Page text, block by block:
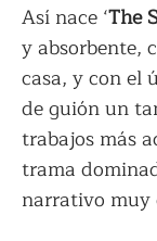
Así nace ‘The
y absorbente,
casa, y con el
de guión un
trabajos más
trama
narrativo muy